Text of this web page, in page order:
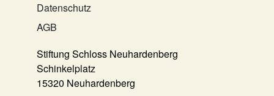
Datenschutz
AGB
Stiftung Schloss Neuhardenberg
Schinkelplatz
15320 Neuhardenberg